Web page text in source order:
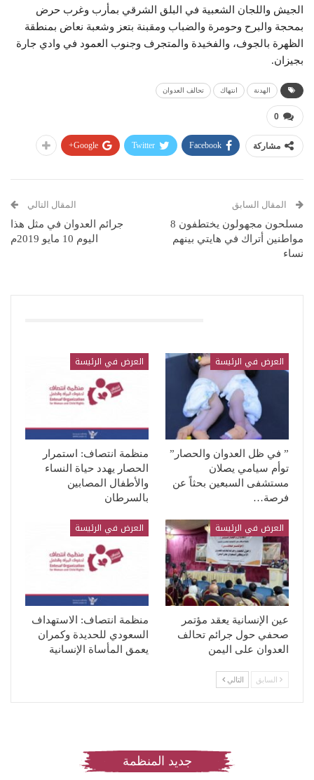
الجيش واللجان الشعبية في البلق الشرقي بمأرب وغرب حرض
بمحجة والبرح وحومرة والضباب ومقبنة بتعز وشعبة نعاض بمنطقة
الظهرة بالجوف، والفخيدة والمتجرف وجنوب العمود في وادي جارة
بجيزان.
الهدنة انتهاك تحالف العدوان
0
مشاركة Facebook
Twitter
Google+
المقال السابق
مسلحون مجهولون يختطفون 8
مواطنين أتراك في هايتي بينهم
نساء
المقال التالي
جرائم العدوان في مثل هذا
اليوم 10 مايو 2019م
العرض في الرئيسة
” في ظل العدوان والحصار”
توأم سيامي يصلان
مستشفى السبعين بحثاً عن
فرصة…
العرض في الرئيسة
منظمة انتصاف: استمرار
الحصار يهدد حياة النساء
والأطفال المصابين
بالسرطان
العرض في الرئيسة
عين الإنسانية يعقد مؤتمر
صحفي حول جرائم تحالف
العدوان على اليمن
العرض في الرئيسة
منظمة انتصاف: الاستهداف
السعودي للحديدة وكمران
يعمق المأساة الإنسانية
السابق التالي
جديد المنظمة